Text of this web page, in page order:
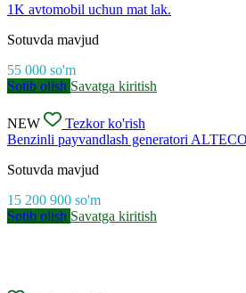
1K avtomobil uchun mat lak.
Sotuvda mavjud
55 000 so'm
Sotib olish Savatga kiritish
NEW
Tezkor ko'rish
Benzinli payvandlash generatori
Sotuvda mavjud
15 200 900 so'm
Sotib olish Savatga kiritish